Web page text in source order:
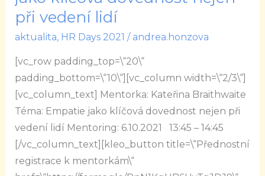
při vedení lidí
aktualita, HR Days 2021 / andrea.honzova
[vc_row padding_top=\“20\“
padding_bottom=\“10\“][vc_column width=\“2/3\“]
[vc_column_text] Mentorka: Kateřina Braithwaite
Téma: Empatie jako klíčová dovednost nejen při
vedení lidí Mentoring: 6.10.2021 13:45 – 14:45
[/vc_column_text][kleo_button title=\“Přednostní
registrace k mentorkám\“
Empatie
jako
klíčová
dovednost
nejen
při
vedení
lidí